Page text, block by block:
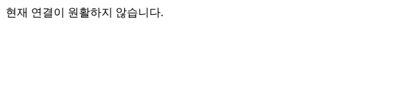
현재 연결이 원활하지 않습니다.